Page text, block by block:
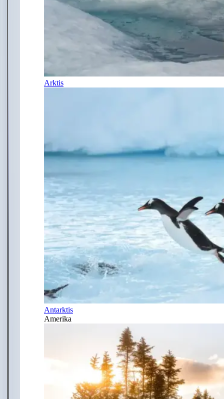
Arktis
Antarktis
Amerika